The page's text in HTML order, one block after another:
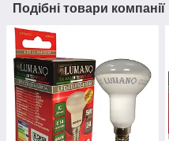
Подібні товари компанії